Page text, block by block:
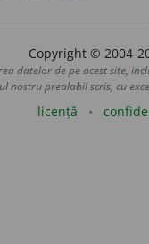
Copyright © 2004-
datelor de pe acest site,
nostru prealabil scris, cu
licență